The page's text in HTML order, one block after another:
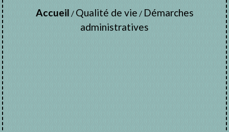
Accueil / Qualité de vie / Démarches
administratives